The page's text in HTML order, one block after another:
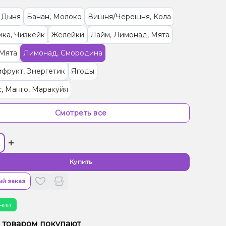
Дыня Банан, Молоко
Вишня/Черешня, Кола
Чизкейк
Желейки
Лайм, Лимонад, Мята
Лимонад, Смородина
Энергетик
Ягоды
Манго, Маракуйя
Малина, Черника/Голубика
Малина, Мороженое
Банан, Клубника
Малина, Персик
Дыня, Мята, Черника/Голубика
Грейпфрут
Джем, Мандарин
Мороженое, Персик
Смотреть все
+
Купить
заказ
товаром покупают